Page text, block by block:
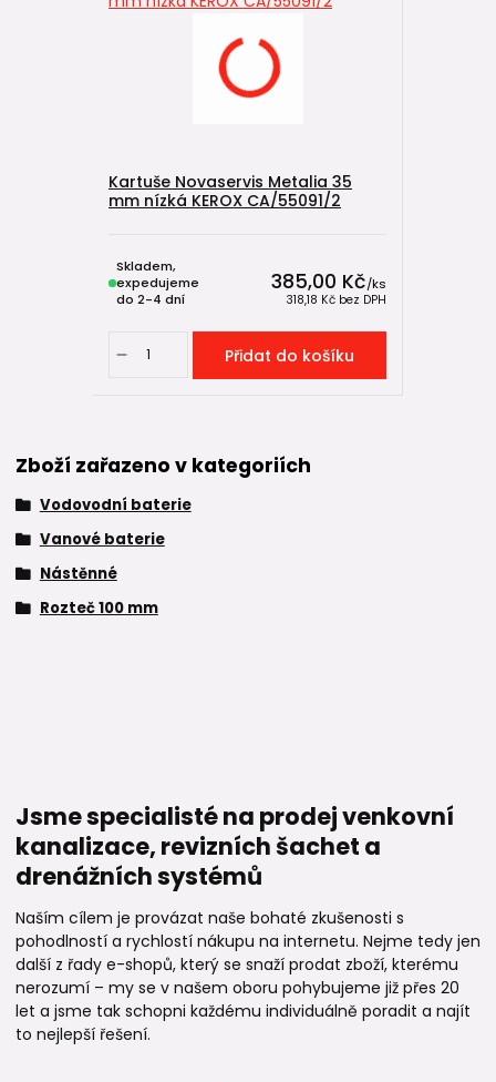
Kartuše Novaservis Metalia 35
mm nízká KEROX CA/55091/2
385,00 Kč/ks
318,18 Kč bez DPH
Skladem,
expedujeme
do 2-4 dní
Přidat do košíku
Zboží zařazeno v kategoriích
Vodovodní baterie
Vanové baterie
Nástěnné
Rozteč 100 mm
Jsme specialisté na prodej venkovní
kanalizace, revizních šachet a
drenážních systémů
Naším cílem je provázat naše bohaté zkušenosti s
pohodlností a rychlostí nákupu na internetu. Nejme tedy jen
další z řady e-shopů, který se snaží prodat zboží, kterému
nerozumí – my se v našem oboru pohybujeme již přes 20
let a jsme tak schopni každému individuálně poradit a najít
to nejlepší řešení.